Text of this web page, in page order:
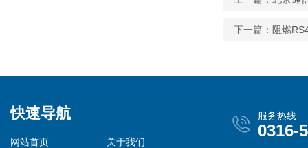
下一篇： 阻燃
快速导航
网站首页
关于我们
服务热线
0316-